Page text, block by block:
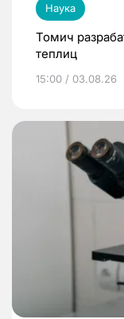
Наука
Томич
теплиц
15:00 / 03.08.26